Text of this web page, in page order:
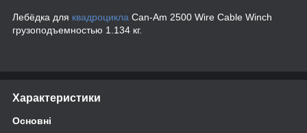
Лебёдка для квадроцикла Can-Am 2500 Wire Cable Winch
грузоподъемностью 1.134 кг.
Характеристики
Основні